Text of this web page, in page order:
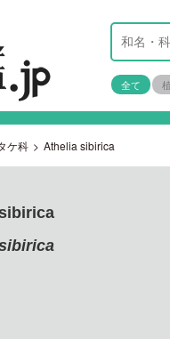
全て
ケ科 > Athelia sibirica